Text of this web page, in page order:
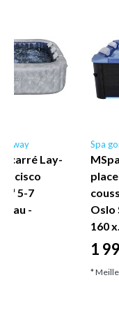
carré Lay-
5-7
-
Spa
Oslo
160
1
*